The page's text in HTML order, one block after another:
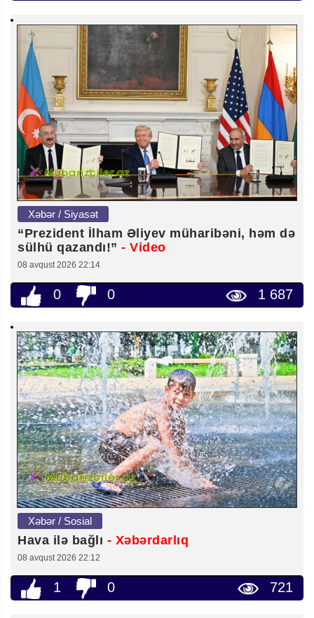
Xəbər / Siyasət
“Prezident İlham Əliyev müharibəni, həm də
sülhü qazandı!” - Video
08 avqust 2026 22:14
0 0 1 687
Xəbər / Sosial
Hava ilə bağlı - Xəbərdarlıq
08 avqust 2026 22:12
1 0 721